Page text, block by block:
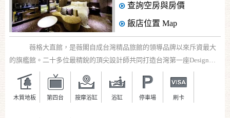
查詢空房與房價
飯店位置 Map
薇格大直館，是薇閣自成台灣精品旅館的領導品牌以來斥資最大
的旗艦館。二十多位最精銳的頂尖設計師共同打造台灣第一座Design
Hotel，以新享樂主義概念出發的Fun-tel。每間客房都經過精心設計，提
供旅客最優質的享受。
木質地板 第四台 按摩浴缸 浴缸 停車場 刷卡